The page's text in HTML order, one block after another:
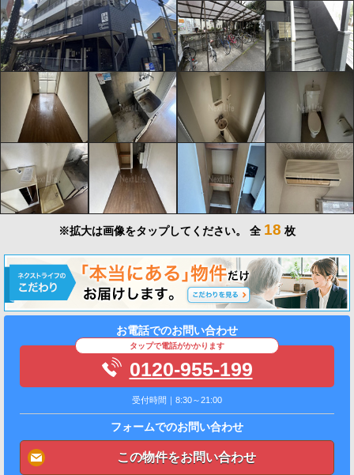
※拡大は画像をタップしてください。 全 18 枚
お電話でのお問い合わせ
タップで電話がかかります
0120-955-199
受付時間｜8:30～21:00
フォームでのお問い合わせ
この物件をお問い合わせ